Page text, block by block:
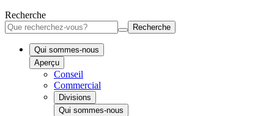
Recherche
Recherche
Qui sommes-nous
Aperçu
Conseil
Commercial
Divisions
Qui sommes-nous